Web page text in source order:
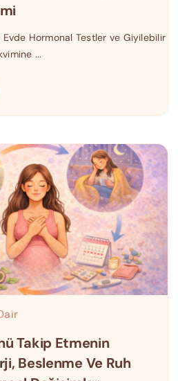
Evde Hormonal Testler ve Giyilebilir
...
Takip Etmenin
Beslenme Ve Ruh